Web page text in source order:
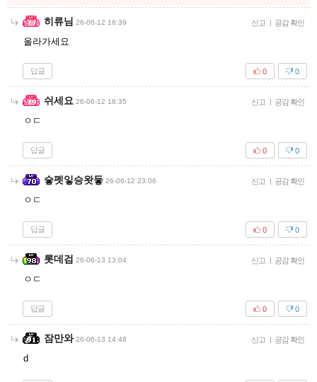
히류님 26-06-12 16:39 신고 | 공감 확인
올라가세요
답글 0
0
쉬세요 26-06-12 18:35 신고 | 공감 확인
ㅇㄷ
답글 0
0
슿펫잏승왓듷 26-06-12 23:06 신고 | 공감 확인
ㅇㄷ
답글 0
0
롯데검 26-06-13 13:04 신고 | 공감 확인
ㅇㄷ
답글 0
0
잠만와 26-06-13 14:48 신고 | 공감 확인
d